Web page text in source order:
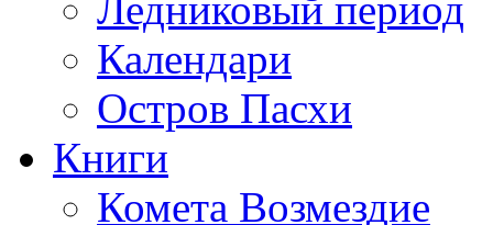
Календари
Остров Пасхи
Книги
Комета Возмездие